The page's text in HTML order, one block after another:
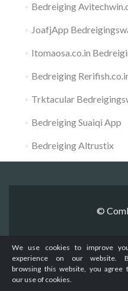
Bedreiging
JoafjApp
Itomaosa.co.in
Bedreiging
Trktacular
Bedreiging Suaiqi App
Bedreiging Altrustix
©
We use cookies to improve
experience on our website.
browsing this website, you agree
our use of cookies.